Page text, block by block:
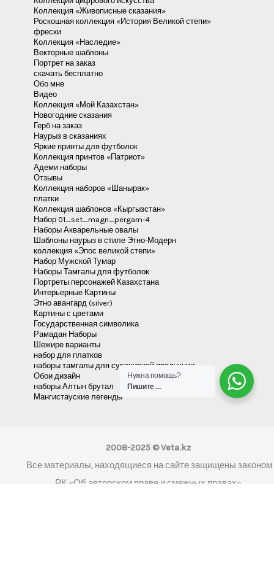
Добавить комментарий
Для отправки комментария вам необходимо
Главная страница
Коллекции цифрового искусства
Коллекция «Живописные сказания»
Роскошная коллекция «История Великой степи»
фрески
Коллекция «Наследие»
Векторные шаблоны
Портрет на заказ
скачать бесплатно
Обо мне
Видео
Коллекция «Мой Казахстан»
Новогодние сказания
Герб на заказ
Наурыз в сказаниях
Яркие принты для футболок
Коллекция принтов «Патриот»
Адеми наборы
Отзывы
Коллекция наборов «Шанырак»
платки
Коллекция шаблонов «Кыргызстан»
Набор 01_set_magn_pergam-4
Наборы Акварельные овалы
Шаблоны наурыз в стиле Этно-Модерн
коллекция «Эпос великой степи»
Набор Мужской Тумар
Наборы Тамгалы для футболок
Государственная символика
Рамадан Наборы
набор для платков
Нужна помощь?
Пишите ...